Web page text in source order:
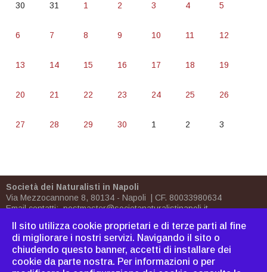
30 31 1 2 3 4 5
6 7 8 9 10 11 12
13 14 15 16 17 18 19
20 21 22 23 24 25 26
27 28 29 30 1 2 3
Società dei Naturalisti in Napoli
Via Mezzocannone 8, 80134 - Napoli | CF. 80033980634
Email contatti:postmaster@societanaturalistinapoli.it
PEC
postmaster@pec.societanaturalistinapoli.it
Come associarsi|Dove
siamo| Bornh | Cavoliniana|Sitemap|Webmaster
Il sito utilizza cookie proprietari e di terze parti al fine
di migliorare i nostri servizi. Navigando il sito o
chiudendo questo banner, accetti di installare dei
cookie da parte nostra. Per informazioni o per